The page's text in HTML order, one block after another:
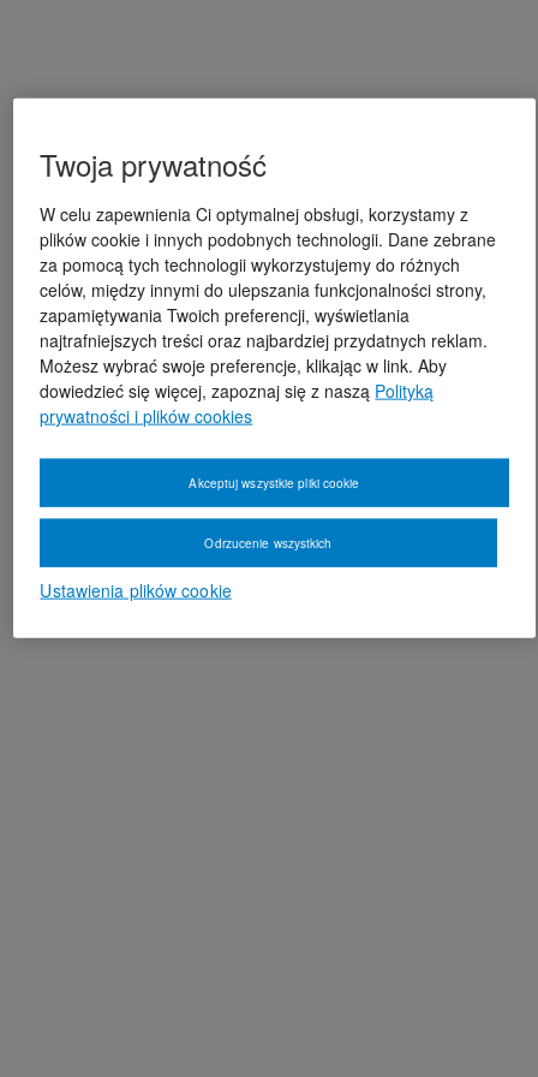
Twoja prywatność
W celu zapewnienia Ci optymalnej obsługi, korzystamy z
plików cookie i innych podobnych technologii. Dane zebrane
za pomocą tych technologii wykorzystujemy do różnych
celów, między innymi do ulepszania funkcjonalności strony,
zapamiętywania Twoich preferencji, wyświetlania
najtrafniejszych treści oraz najbardziej przydatnych reklam.
Możesz wybrać swoje preferencje, klikając w link. Aby
dowiedzieć się więcej, zapoznaj się z naszą Polityką
prywatności i plików cookies
Ustawienia plików cookie
Odrzucenie wszystkich
Akceptuj wszystkie pliki cookie